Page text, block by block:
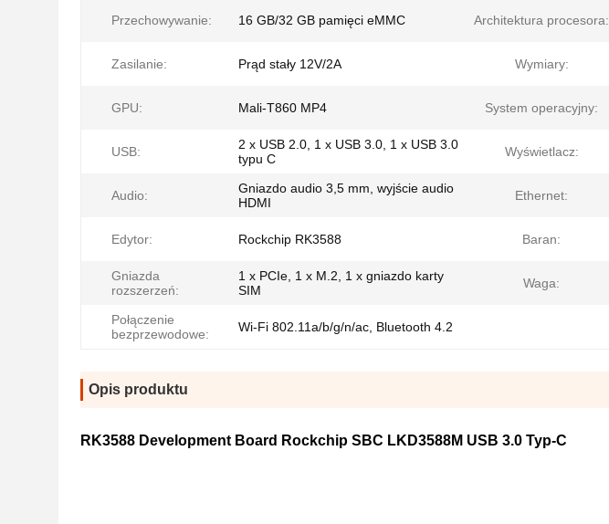
Przechowywanie: 16 GB/32 GB pamięci eMMC Architektura procesora:
Zasilanie: Prąd stały 12V/2A Wymiary:
GPU: Mali-T860 MP4 System operacyjny:
USB:
2 x USB 2.0, 1 x USB 3.0, 1 x USB 3.0
typu C
Wyświetlacz:
Audio:
Gniazdo audio 3,5 mm, wyjście audio
HDMI
Ethernet:
Edytor: Rockchip RK3588 Baran:
Gniazda
rozszerzeń:
1 x PCIe, 1 x M.2, 1 x gniazdo karty
SIM
Waga:
Połączenie
bezprzewodowe:
Wi-Fi 802.11a/b/g/n/ac, Bluetooth 4.2
Opis produktu
RK3588 Development Board Rockchip SBC LKD3588M USB 3.0 Typ-C